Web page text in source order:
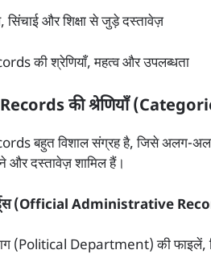
सिंचाई और शिक्षा से जुड़े दस्तावेज़
की श्रेणियाँ, महत्व और उपलब्धता
की श्रेणियाँ
बहुत विशाल संग्रह है, जिसे अलग-अलग
और दस्तावेज़ शामिल हैं।
(Official Administrative
(Political Department) की फाइलें,